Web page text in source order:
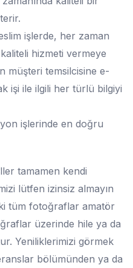
işlerde, her zaman
hizmeti vermeye
müşteri temsilcisine e-
işi ile ilgili her türlü bilgiyi
işlerinde en doğru
tamamen kendi
lütfen izinsiz almayın
tüm fotoğraflar amatör
üzerinde hile ya da
Yeniliklerimizi görmek
bölümünden ya da